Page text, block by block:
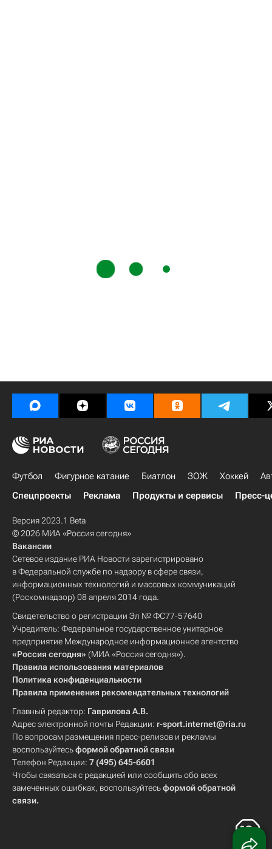
Футбол Фигурное катание Биатлон ЗОЖ Хоккей
Спецпроекты
Реклама Продукты и сервисы Пресс-
Версия 2023.1 Beta
© 2026 МИА «Россия сегодня»
Вакансии
Сетевое издание РИА Новости зарегистрировано
в Федеральной службе по надзору в сфере связи,
информационных технологий и массовых коммуникаций
(Роскомнадзор) 08 апреля 2014 года.
Свидетельство о регистрации Эл № ФС77-57640
Учредитель: Федеральное государственное унитарное
предприятие Международное информационное агентство
«Россия сегодня» (МИА «Россия сегодня»).
Правила использования материалов
Политика конфиденциальности
Правила применения рекомендательных технологий
Главный редактор: Гаврилова А.В.
Адрес электронной почты Редакции: r-sport.internet@ria.ru
По вопросам размещения пресс-релизов и рекламы
воспользуйтесьформой обратной связи
Телефон Редакции: 7 (495) 645-6601
Чтобы связаться с редакцией или сообщить обо всех
замеченных ошибках, воспользуйтесьформой обратной
связи.